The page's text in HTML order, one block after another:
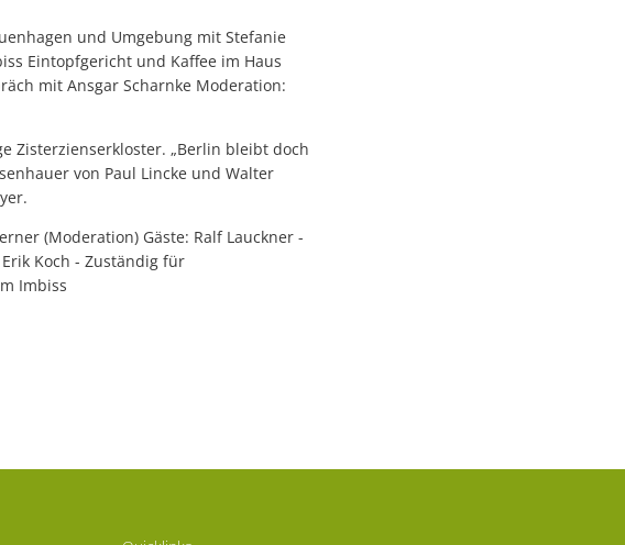
und Umgebung mit Stefanie
Eintopfgericht und Kaffee im Haus
mit Ansgar Scharnke Moderation:
Zisterzienserkloster. „Berlin bleibt doch
von Paul Lincke und Walter
(Moderation) Gäste: Ralf Lauckner -
Koch - Zuständig für
Imbiss